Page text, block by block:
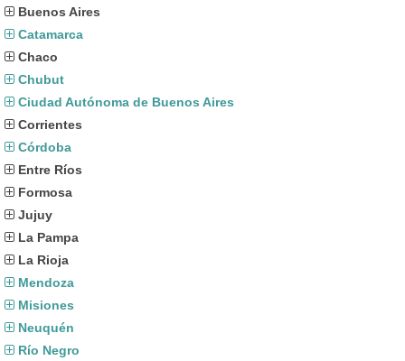
Buenos Aires
Catamarca
Chaco
Chubut
Ciudad Autónoma de Buenos Aires
Corrientes
Córdoba
Entre Ríos
Formosa
Jujuy
La Pampa
La Rioja
Mendoza
Misiones
Neuquén
Río Negro